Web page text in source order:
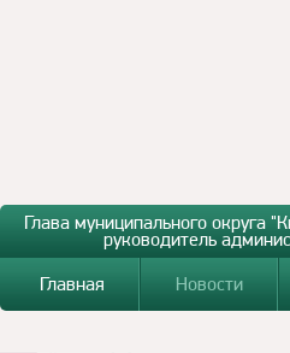
Глава муниципального округа
руководитель
Главная
Новости